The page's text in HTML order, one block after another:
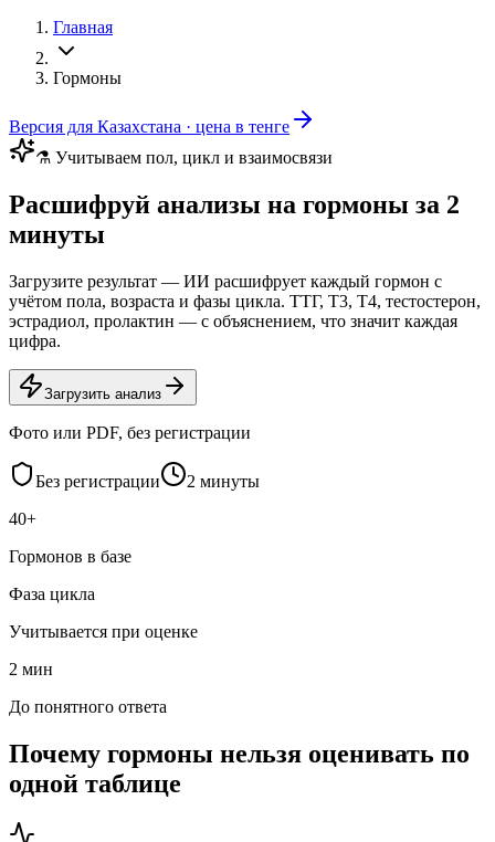
Главная
Гормоны
Версия для Казахстана · цена в тенге
⚗️ Учитываем пол, цикл и взаимосвязи
Расшифруй анализы на гормоны за 2
минуты
Загрузите результат — ИИ расшифрует каждый гормон с
учётом пола, возраста и фазы цикла. ТТГ, Т3, Т4, тестостерон,
эстрадиол, пролактин — с объяснением, что значит каждая
цифра.
Загрузить анализ
Фото или PDF, без регистрации
Без регистрации
2 минуты
40+
Гормонов в базе
Фаза цикла
Учитывается при оценке
2 мин
До понятного ответа
Почему гормоны нельзя оценивать по
одной таблице